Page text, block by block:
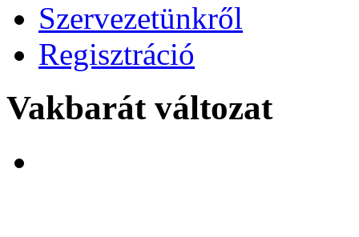
Szervezetünkről
Regisztráció
Vakbarát változat